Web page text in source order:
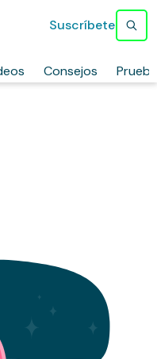
Consejos
Suscríbete